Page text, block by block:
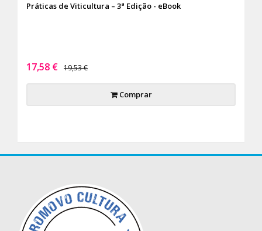
Práticas de Viticultura – 3ª Edição - eBook
17,58 € 19,53 €
Comprar